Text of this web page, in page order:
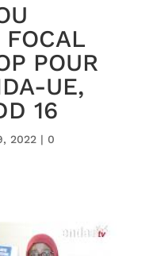
FOCAL
POUR
UE,
16
2022| 0